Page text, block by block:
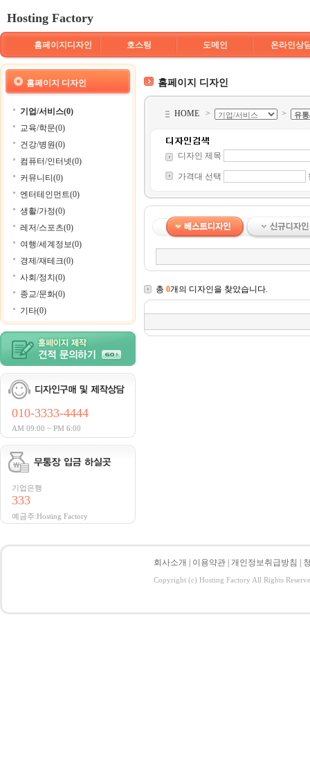
Hosting Factory
홈페이지디자인 호스팅 도메인 온라인상
홈페이지 디자인
기업/서비스(0)
교육/학문(0)
건강/병원(0)
컴퓨터/인터넷(0)
커뮤니티(0)
엔터테인먼트(0)
생활/가정(0)
레저/스포츠(0)
여행/세계정보(0)
경제/재테크(0)
사회/정치(0)
종교/문화(0)
기타(0)
010-3333-4444
AM 09:00 ~ PM 6:00
기업은행
333
예금주:Hosting Factory
홈페이지 디자인
HOME > >
디자인 제목
가격대 선택
총 0개의 디자인을 찾았습니다.
회사소개 이용약관 개인정보취급방침
Copyright (c) Hosting Factory All Rights